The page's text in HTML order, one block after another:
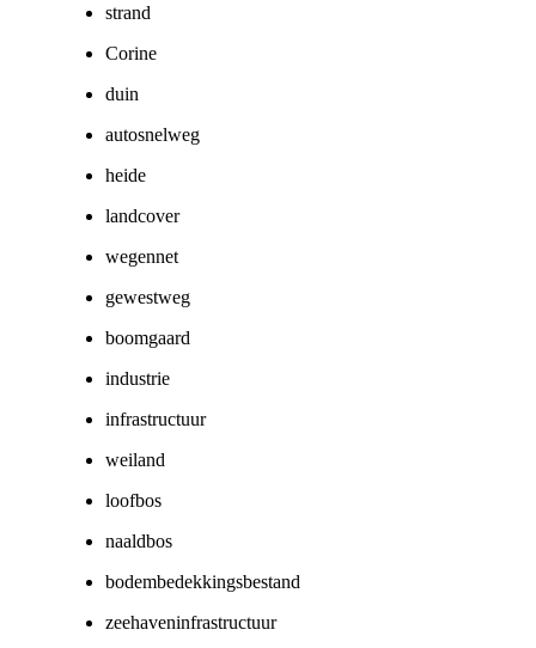
strand
Corine
duin
autosnelweg
heide
landcover
wegennet
gewestweg
boomgaard
industrie
infrastructuur
weiland
loofbos
naaldbos
bodembedekkingsbestand
zeehaveninfrastructuur